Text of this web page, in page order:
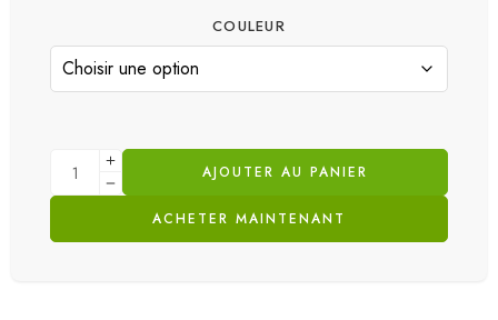
COULEUR
AJOUTER AU PANIER
ACHETER MAINTENANT